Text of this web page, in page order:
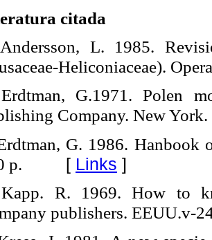
citada
L. 1985.
Heliconiaceae).
G.1971. Polen
Company. New York.
G. 1986. Hanbook
p. [ Links ]
R. 1969. How to
publishers. EEUU.v-